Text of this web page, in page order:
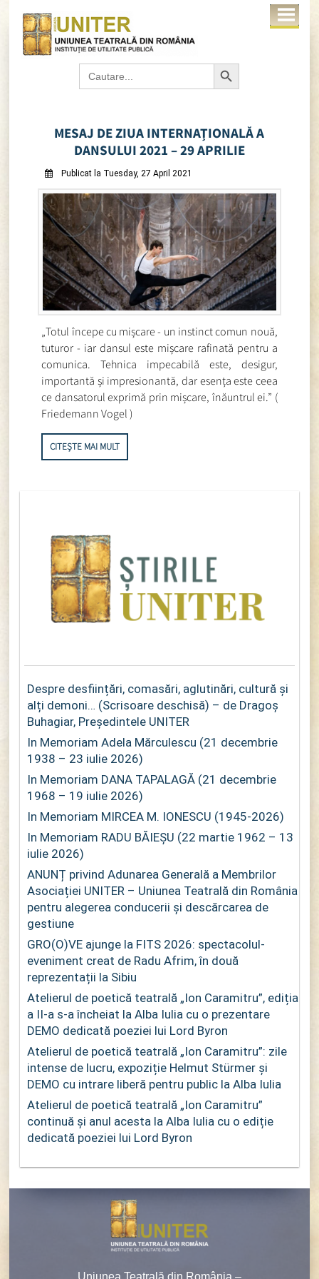
Search
for:
Search Button
MESAJ DE ZIUA INTERNAȚIONALĂ A
DANSULUI 2021 – 29 APRILIE
Publicat la Tuesday, 27 April 2021
„Totul începe cu mișcare - un instinct comun nouă,
tuturor - iar dansul este mișcare rafinată pentru a
comunica. Tehnica impecabilă este, desigur,
importantă și impresionantă, dar esența este ceea
ce dansatorul exprimă prin mișcare, înăuntrul ei.” (
Friedemann Vogel )
CITEȘTE MAI MULT
Despre desființări, comasări, aglutinări, cultură și
alți demoni… (Scrisoare deschisă) – de Dragoș
Buhagiar, Președintele UNITER
In Memoriam Adela Mărculescu (21 decembrie
1938 – 23 iulie 2026)
In Memoriam DANA TAPALAGĂ (21 decembrie
1968 – 19 iulie 2026)
In Memoriam MIRCEA M. IONESCU (1945-2026)
In Memoriam RADU BĂIEȘU (22 martie 1962 – 13
iulie 2026)
ANUNȚ privind Adunarea Generală a Membrilor
Asociației UNITER – Uniunea Teatrală din România
pentru alegerea conducerii și descărcarea de
gestiune
GRO(O)VE ajunge la FITS 2026: spectacolul-
eveniment creat de Radu Afrim, în două
reprezentații la Sibiu
Atelierul de poetică teatrală „Ion Caramitru”, ediția
a II-a s-a încheiat la Alba Iulia cu o prezentare
DEMO dedicată poeziei lui Lord Byron
Atelierul de poetică teatrală „Ion Caramitru”: zile
intense de lucru, expoziție Helmut Stürmer și
DEMO cu intrare liberă pentru public la Alba Iulia
Atelierul de poetică teatrală „Ion Caramitru”
continuă și anul acesta la Alba Iulia cu o ediție
dedicată poeziei lui Lord Byron
Uniunea Teatrală din România –